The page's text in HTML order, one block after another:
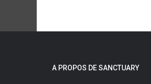
A PROPOS DE SANCTUARY